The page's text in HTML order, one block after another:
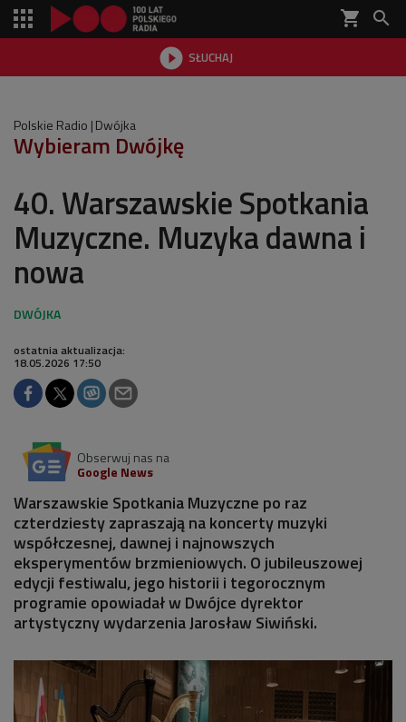
shopping_cart 
 SŁUCHAJ

Polskie Radio Dwójka
Wybieram Dwójkę
40. Warszawskie Spotkania
Muzyczne. Muzyka dawna i
nowa
ostatnia aktualizacja:
18.05.2026 17:50
Obserwuj nas na
Google News
Warszawskie Spotkania Muzyczne po raz
czterdziesty zapraszają na koncerty muzyki
współczesnej, dawnej i najnowszych
eksperymentów brzmieniowych. O jubileuszowej
edycji festiwalu, jego historii i tegorocznym
programie opowiadał w Dwójce dyrektor
artystyczny wydarzenia Jarosław Siwiński.